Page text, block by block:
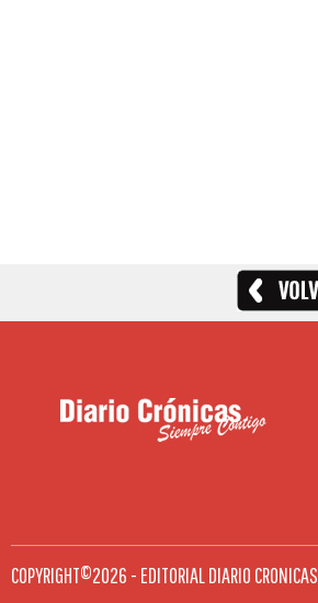
COPYRIGHT©2026 - EDITORIAL DIARIO CRONICAS